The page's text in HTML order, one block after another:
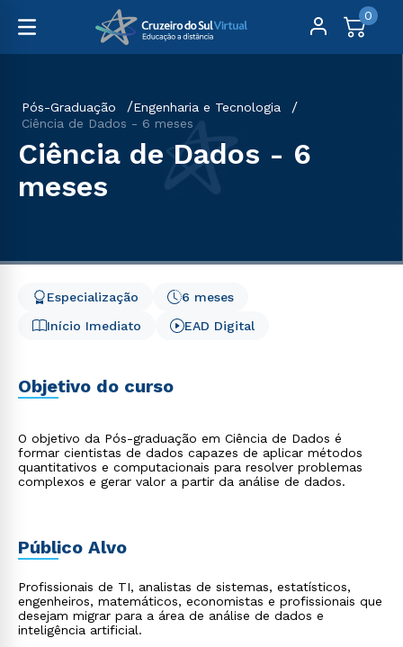
0
Pós-Graduação
Engenharia e Tecnologia
Ciência de Dados - 6 meses
Ciência de Dados - 6
meses
Início Imediato
6 meses
Especialização
EAD Digital
Objetivo do curso
O objetivo da Pós-graduação em Ciência de Dados é
formar cientistas de dados capazes de aplicar métodos
quantitativos e computacionais para resolver problemas
complexos e gerar valor a partir da análise de dados.
Público Alvo
Profissionais de TI, analistas de sistemas, estatísticos,
engenheiros, matemáticos, economistas e profissionais que
desejam migrar para a área de análise de dados e
inteligência artificial.